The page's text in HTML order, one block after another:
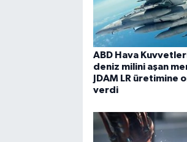
ABD Hava
deniz milini aşan
JDAM LR üretimine
verdi